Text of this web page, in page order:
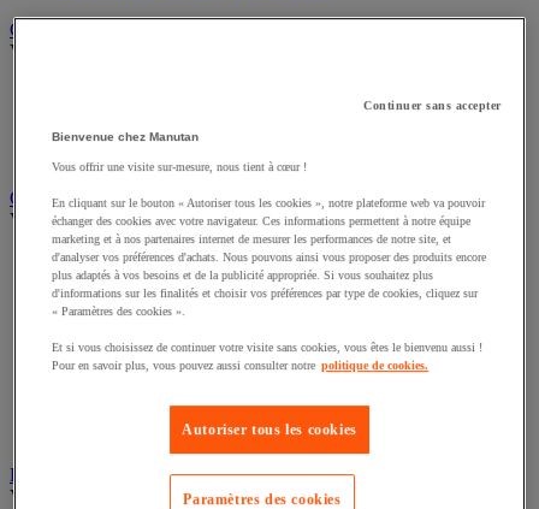
Chauffage, rafraîchisseur et déshumidificateur
Voir toute la catégorie
Chauffage électrique
Rafraîchisseur et déshumidificateur
Convoyeur
Voir toute la catégorie
Accessoires pour convoyeur
Bille de manutention
Convoyeur à rouleaux
Convoyeur motorisé à bande
Convoyeur pour palettes
Rouleau de manutention et galet pour convoyeur
Diable
Voir toute la catégorie
Continuer sans accepter
Bienvenue chez Manutan
Vous offrir une visite sur-mesure, nous tient à cœur !
En cliquant sur le bouton « Autoriser tous les cookies », notre plateforme web va pouvoir
échanger des cookies avec votre navigateur. Ces informations permettent à notre équipe
marketing et à nos partenaires internet de mesurer les performances de notre site, et
d'analyser vos préférences d'achats. Nous pouvons ainsi vous proposer des produits encore
plus adaptés à vos besoins et de la publicité appropriée. Si vous souhaitez plus
d'informations sur les finalités et choisir vos préférences par type de cookies, cliquez sur
« Paramètres des cookies ».
Et si vous choisissez de continuer votre visite sans cookies, vous êtes le bienvenu aussi !
Pour en savoir plus, vous pouvez aussi consulter notre politique de cookies.
Autoriser tous les cookies
Paramètres des cookies